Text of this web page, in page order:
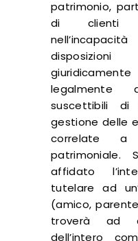
patrimonio,
di clienti
suscettibili
gestione delle
correlate a
patrimoniale.
affidato
tutelare ad
(amico,
troverà ad
dell’intero